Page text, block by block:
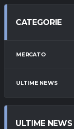
CATEGORIE
MERCATO
ULTIME NEWS
ULTIME NEWS